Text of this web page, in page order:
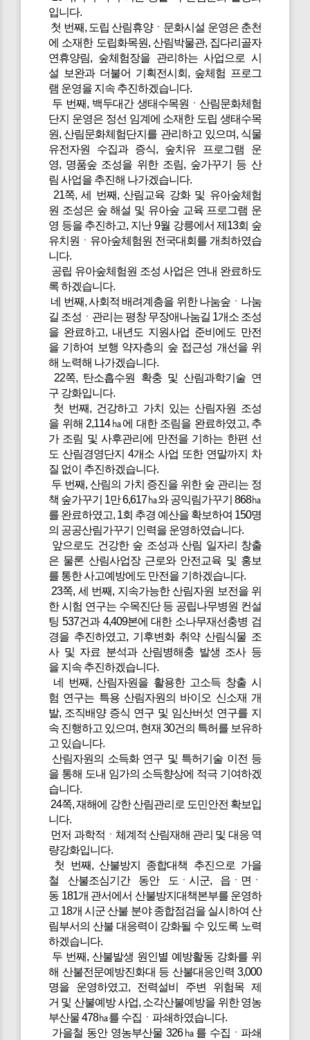
입니다.
첫 번째, 도립 산림휴양ㆍ문화시설 운영은 춘천
에 소재한 도립화목원, 산림박물관, 집다리골자
연휴양림, 숲체험장을 관리하는 사업으로 시
설 보완과 더불어 기획전시회, 숲체험 프로그
램 운영을 지속 추진하겠습니다.
두 번째, 백두대간 생태수목원ㆍ산림문화체험
단지 운영은 정선 임계에 소재한 도립 생태수목
원, 산림문화체험단지를 관리하고 있으며, 식물
유전자원 수집과 증식, 숲치유 프로그램 운
영, 명품숲 조성을 위한 조림, 숲가꾸기 등 산
림 사업을 추진해 나가겠습니다.
21쪽, 세 번째, 산림교육 강화 및 유아숲체험
원 조성은 숲 해설 및 유아숲 교육 프로그램 운
영 등을 추진하고, 지난 9월 강릉에서 제13회 숲
유치원ㆍ유아숲체험원 전국대회를 개최하였습
니다.
공립 유아숲체험원 조성 사업은 연내 완료하도
록 하겠습니다.
네 번째, 사회적 배려계층을 위한 나눔숲ㆍ나눔
길 조성ㆍ관리는 평창 무장애나눔길 1개소 조성
을 완료하고, 내년도 지원사업 준비에도 만전
을 기하여 보행 약자층의 숲 접근성 개선을 위
해 노력해 나가겠습니다.
22쪽, 탄소흡수원 확충 및 산림과학기술 연
구 강화입니다.
첫 번째, 건강하고 가치 있는 산림자원 조성
을 위해 2,114㏊에 대한 조림을 완료하였고, 추
가 조림 및 사후관리에 만전을 기하는 한편 선
도 산림경영단지 4개소 사업 또한 연말까지 차
질 없이 추진하겠습니다.
두 번째, 산림의 가치 증진을 위한 숲 관리는 정
책 숲가꾸기 1만 6,617㏊와 공익림가꾸기 868㏊
를 완료하였고, 1회 추경 예산을 확보하여 150명
의 공공산림가꾸기 인력을 운영하였습니다.
앞으로도 건강한 숲 조성과 산림 일자리 창출
은 물론 산림사업장 근로와 안전교육 및 홍보
를 통한 사고예방에도 만전을 기하겠습니다.
23쪽, 세 번째, 지속가능한 산림자원 보전을 위
한 시험 연구는 수목진단 등 공립나무병원 컨설
팅 537건과 4,409본에 대한 소나무재선충병 검
경을 추진하였고, 기후변화 취약 산림식물 조
사 및 자료 분석과 산림병해충 발생 조사 등
을 지속 추진하겠습니다.
네 번째, 산림자원을 활용한 고소득 창출 시
험 연구는 특용 산림자원의 바이오 신소재 개
발, 조직배양 증식 연구 및 임산버섯 연구를 지
속 진행하고 있으며, 현재 30건의 특허를 보유하
고 있습니다.
산림자원의 소득화 연구 및 특허기술 이전 등
을 통해 도내 임가의 소득향상에 적극 기여하겠
습니다.
24쪽, 재해에 강한 산림관리로 도민안전 확보입
니다.
먼저 과학적ㆍ체계적 산림재해 관리 및 대응 역
량강화입니다.
첫 번째, 산불방지 종합대책 추진으로 가을
철 산불조심기간 동안 도ㆍ시군, 읍ㆍ면ㆍ
동 181개 관서에서 산불방지대책본부를 운영하
고 18개 시군 산불 분야 종합점검을 실시하여 산
림부서의 산불 대응력이 강화될 수 있도록 노력
하겠습니다.
두 번째, 산불발생 원인별 예방활동 강화를 위
해 산불전문예방진화대 등 산불대응인력 3,000
명을 운영하였고, 전력설비 주변 위험목 제
거 및 산불예방 사업, 소각산불예방을 위한 영농
부산물 478㏊를 수집ㆍ파쇄하였습니다.
가을철 동안 영농부산물 326㏊를 수집ㆍ파쇄